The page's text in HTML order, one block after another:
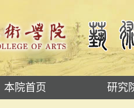
本院首页 研究